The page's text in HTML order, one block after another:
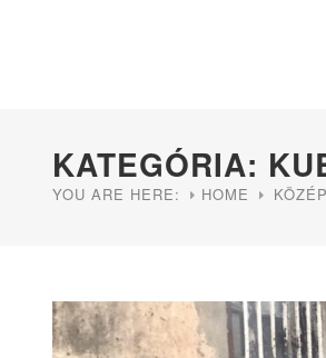
KATEGÓRIA:
YOU ARE HERE: HOME